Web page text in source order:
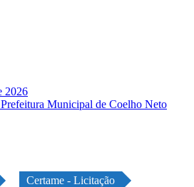
2026
Certame - Licitação